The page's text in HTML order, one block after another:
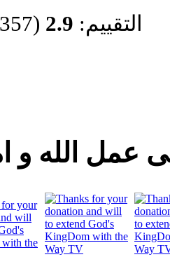
التقييم: 2.9 (2357 مرات التقييم)
عمل الله و